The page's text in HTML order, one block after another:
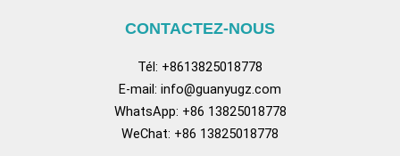
CONTACTEZ-NOUS
Tél: +8613825018778
E-mail: info@guanyugz.com
WhatsApp: +86 13825018778
WeChat: +86 13825018778